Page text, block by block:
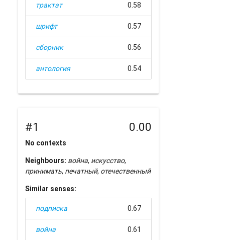
трактат 0.58
шрифт 0.57
сборник 0.56
антология 0.54
#1 0.00
No contexts
Neighbours: война, искусство,
принимать, печатный, отечественный
Similar senses:
подписка 0.67
война 0.61